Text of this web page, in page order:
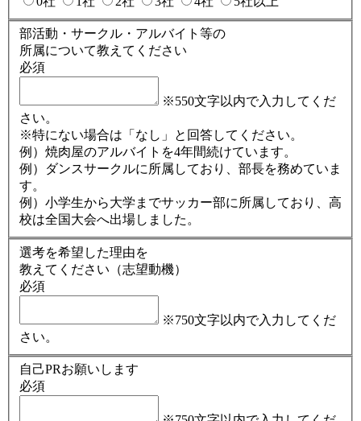
部活動・サークル・アルバイト等の
所属について教えてください
必須
※550文字以内で入力してくだ
さい。
※特にない場合は「なし」と回答してください。
例）焼肉屋のアルバイトを4年間続けています。
例）ダンスサークルに所属しており、部長を務めていま
す。
例）小学生から大学までサッカー部に所属しており、高
校は全国大会へ出場しました。
選考を希望した理由を
教えてください（志望動機）
必須
※750文字以内で入力してくだ
さい。
自己PRお願いします
必須